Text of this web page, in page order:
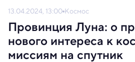
13.04.2024, 13:00 Космос
Провинция Луна: о
нового интереса к
миссиям на спутник